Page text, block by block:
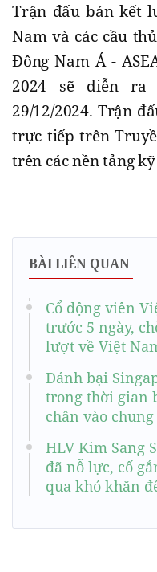
Trận đấu bán kết
Nam và các cầu
Đông Nam Á -
2024 sẽ diễn
29/12/2024. Trận
trực tiếp trên
trên các nền tảng
BÀI LIÊN QUAN
Cổ động viên
trước 5 ngày,
lượt về Việt
Đánh bại
trong thời gian
chân vào
HLV Kim Sang
đã nỗ lực, cố
qua khó khăn